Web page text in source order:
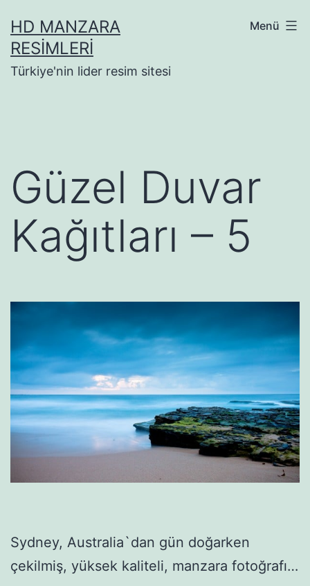
geçHD MANZARA
RESIMLERI
Türkiye'nin lider resim sitesi
Menü
Güzel Duvar
Kağıtları – 5
Sydney, Australia`dan gün doğarken
çekilmiş, yüksek kaliteli, manzara fotoğrafı…